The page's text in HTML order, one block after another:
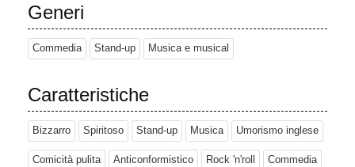
Generi
Commedia Stand-up Musica e musical
Caratteristiche
Bizzarro Spiritoso Stand-up Musica Umorismo inglese
Comicità pulita Anticonformistico Rock 'n'roll Commedia